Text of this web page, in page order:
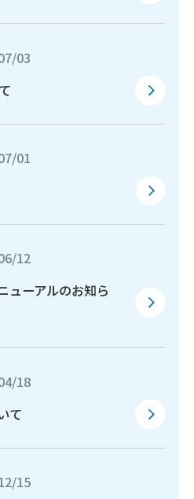
03
01
12
ューアルのお知ら
18
て
15